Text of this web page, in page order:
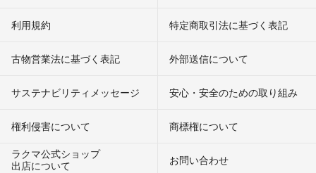
利用規約 特定商取引法に基づく表記
古物営業法に基づく表記 外部送信について
サステナビリティメッセージ 安心・安全のための取り組み
権利侵害について
商標権について
ラクマ公式ショップ
出店について
お問い合わせ